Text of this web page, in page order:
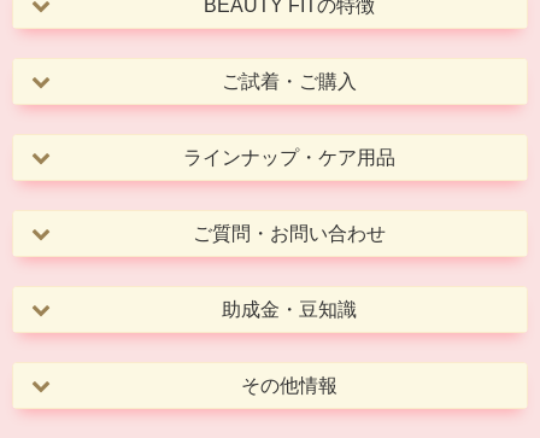
BEAUTY FITの特徴
ご試着・ご購入
ラインナップ・ケア用品
ご質問・お問い合わせ
助成金・豆知識
その他情報